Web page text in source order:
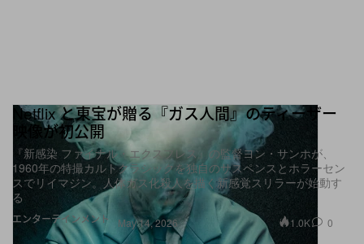
エンターテインメント
Netflix と東宝が贈る『ガス人間』のティーザー
映像が初公開
『新感染 ファイナル・エクスプレス』の監督ヨン・サンホが、
1960年の特撮カルトクラシックを独自のサスペンスとホラーセン
スでリイマジン。人体ガス化殺人を描く新感覚スリラーが始動す
る
May 14, 2026 1.0K 0